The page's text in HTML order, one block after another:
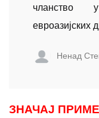
чланство
евроазијских
Ненад
ЗНАЧАЈ